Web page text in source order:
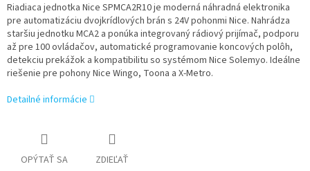
Riadiaca jednotka Nice SPMCA2R10 je moderná náhradná elektronika
pre automatizáciu dvojkrídlových brán s 24V pohonmi Nice. Nahrádza
staršiu jednotku MCA2 a ponúka integrovaný rádiový prijímač, podporu
až pre 100 ovládačov, automatické programovanie koncových polôh,
detekciu prekážok a kompatibilitu so systémom Nice Solemyo. Ideálne
riešenie pre pohony Nice Wingo, Toona a X-Metro.
Detailné informácie
OPÝTAŤ SA ZDIEĽAŤ